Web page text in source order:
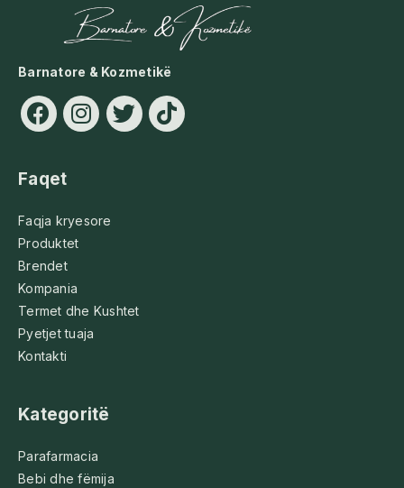
Barnatore & Kozmetikë
Faqet
Faqja kryesore
Produktet
Brendet
Kompania
Termet dhe Kushtet
Pyetjet tuaja
Kontakti
Kategoritë
Parafarmacia
Bebi dhe fëmija